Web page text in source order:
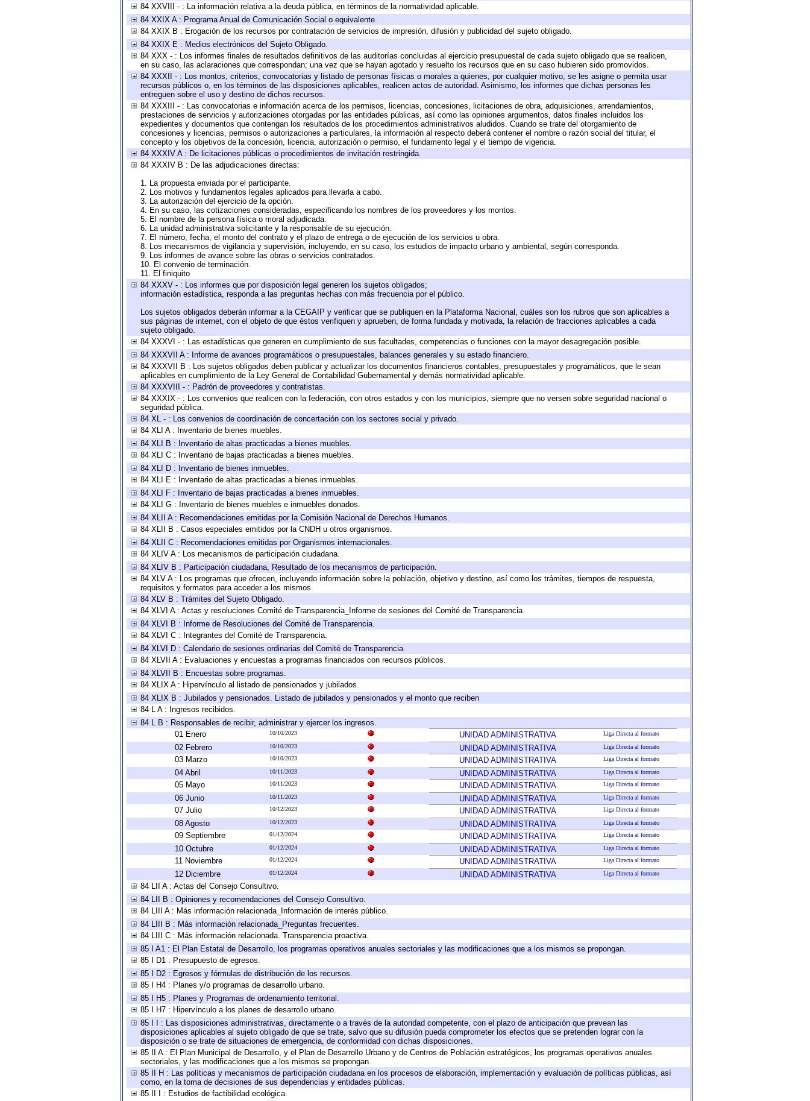
84 XXVIII - : La información relativa a la deuda pública, en términos de la normatividad aplicable.
84 XXIX A : Programa Anual de Comunicación Social o equivalente.
84 XXIX B : Erogación de los recursos por contratación de servicios de impresión, difusión y publicidad del sujeto obligado.
84 XXIX E : Medios electrónicos del Sujeto Obligado.
84 XXX - : Los informes finales de resultados definitivos de las auditorías concluidas al ejercicio presupuestal de cada sujeto obligado que se realicen,
en su caso, las aclaraciones que correspondan; una vez que se hayan agotado y resuelto los recursos que en su caso hubieren sido promovidos.
84 XXXII - : Los montos, criterios, convocatorias y listado de personas físicas o morales a quienes, por cualquier motivo, se les asigne o permita usar
recursos públicos o, en los términos de las disposiciones aplicables, realicen actos de autoridad. Asimismo, los informes que dichas personas les
entreguen sobre el uso y destino de dichos recursos.
84 XXXIII - : Las convocatorias e información acerca de los permisos, licencias, concesiones, licitaciones de obra, adquisiciones, arrendamientos,
prestaciones de servicios y autorizaciones otorgadas por las entidades públicas, así como las opiniones argumentos, datos finales incluidos los
expedientes y documentos que contengan los resultados de los procedimientos administrativos aludidos. Cuando se trate del otorgamiento de
concesiones y licencias, permisos o autorizaciones a particulares, la información al respecto deberá contener el nombre o razón social del titular, el
concepto y los objetivos de la concesión, licencia, autorización o permiso, el fundamento legal y el tiempo de vigencia.
84 XXXIV A : De licitaciones públicas o procedimientos de invitación restringida.
84 XXXIV B : De las adjudicaciones directas:
1. La propuesta enviada por el participante.
2. Los motivos y fundamentos legales aplicados para llevarla a cabo.
3. La autorización del ejercicio de la opción.
4. En su caso, las cotizaciones consideradas, especificando los nombres de los proveedores y los montos.
5. El nombre de la persona física o moral adjudicada.
6. La unidad administrativa solicitante y la responsable de su ejecución.
7. El número, fecha, el monto del contrato y el plazo de entrega o de ejecución de los servicios u obra.
8. Los mecanismos de vigilancia y supervisión, incluyendo, en su caso, los estudios de impacto urbano y ambiental, según corresponda.
9. Los informes de avance sobre las obras o servicios contratados.
10. El convenio de terminación.
11. El finiquito
84 XXXV - : Los informes que por disposición legal generen los sujetos obligados;
información estadística, responda a las preguntas hechas con más frecuencia por el público.
Los sujetos obligados deberán informar a la CEGAIP y verificar que se publiquen en la Plataforma Nacional, cuáles son los rubros que son aplicables a
sus páginas de internet, con el objeto de que éstos verifiquen y aprueben, de forma fundada y motivada, la relación de fracciones aplicables a cada
sujeto obligado.
84 XXXVI - : Las estadísticas que generen en cumplimiento de sus facultades, competencias o funciones con la mayor desagregación posible.
84 XXXVII A : Informe de avances programáticos o presupuestales, balances generales y su estado financiero.
84 XXXVII B : Los sujetos obligados deben publicar y actualizar los documentos financieros contables, presupuestales y programáticos, que le sean
aplicables en cumplimiento de la Ley General de Contabilidad Gubernamental y demás normatividad aplicable.
84 XXXVIII - : Padrón de proveedores y contratistas.
84 XXXIX - : Los convenios que realicen con la federación, con otros estados y con los municipios, siempre que no versen sobre seguridad nacional o
seguridad pública.
84 XL - : Los convenios de coordinación de concertación con los sectores social y privado.
84 XLI A : Inventario de bienes muebles.
84 XLI B : Inventario de altas practicadas a bienes muebles.
84 XLI C : Inventario de bajas practicadas a bienes muebles.
84 XLI D : Inventario de bienes inmuebles.
84 XLI E : Inventario de altas practicadas a bienes inmuebles.
84 XLI F : Inventario de bajas practicadas a bienes inmuebles.
84 XLI G : Inventario de bienes muebles e inmuebles donados.
84 XLII A : Recomendaciones emitidas por la Comisión Nacional de Derechos Humanos.
84 XLII B : Casos especiales emitidos por la CNDH u otros organismos.
84 XLII C : Recomendaciones emitidas por Organismos internacionales.
84 XLIV A : Los mecanismos de participación ciudadana.
84 XLIV B : Participación ciudadana, Resultado de los mecanismos de participación.
84 XLV A : Los programas que ofrecen, incluyendo información sobre la población, objetivo y destino, así como los trámites, tiempos de respuesta,
requisitos y formatos para acceder a los mismos.
84 XLV B : Trámites del Sujeto Obligado.
84 XLVI A : Actas y resoluciones Comité de Transparencia_Informe de sesiones del Comité de Transparencia.
84 XLVI B : Informe de Resoluciones del Comité de Transparencia.
84 XLVI C : Integrantes del Comité de Transparencia.
84 XLVI D : Calendario de sesiones ordinarias del Comité de Transparencia.
84 XLVII A : Evaluaciones y encuestas a programas financiados con recursos públicos.
84 XLVII B : Encuestas sobre programas.
84 XLIX A : Hipervínculo al listado de pensionados y jubilados.
84 XLIX B : Jubilados y pensionados. Listado de jubilados y pensionados y el monto que reciben
84 L A : Ingresos recibidos.
84 L B : Responsables de recibir, administrar y ejercer los ingresos.
01 Enero
10/10/2023 UNIDAD ADMINISTRATIVA Liga Directa al formato
02 Febrero 10/10/2023 UNIDAD ADMINISTRATIVA Liga Directa al formato
03 Marzo 10/10/2023 UNIDAD ADMINISTRATIVA Liga Directa al formato
04 Abril 10/11/2023 UNIDAD ADMINISTRATIVA Liga Directa al formato
05 Mayo 10/11/2023 UNIDAD ADMINISTRATIVA Liga Directa al formato
06 Junio 10/11/2023 UNIDAD ADMINISTRATIVA Liga Directa al formato
07 Julio 10/12/2023 UNIDAD ADMINISTRATIVA Liga Directa al formato
08 Agosto 10/12/2023 UNIDAD ADMINISTRATIVA Liga Directa al formato
09 Septiembre 01/12/2024 UNIDAD ADMINISTRATIVA Liga Directa al formato
10 Octubre 01/12/2024 UNIDAD ADMINISTRATIVA Liga Directa al formato
11 Noviembre 01/12/2024 UNIDAD ADMINISTRATIVA Liga Directa al formato
12 Diciembre 01/12/2024 UNIDAD ADMINISTRATIVA Liga Directa al formato
84 LII A : Actas del Consejo Consultivo.
84 LII B : Opiniones y recomendaciones del Consejo Consultivo.
84 LIII A : Más información relacionada_Información de interés público.
84 LIII B : Más información relacionada_Preguntas frecuentes.
84 LIII C : Más información relacionada. Transparencia proactiva.
85 I A1 : El Plan Estatal de Desarrollo, los programas operativos anuales sectoriales y las modificaciones que a los mismos se propongan.
85 I D1 : Presupuesto de egresos.
85 I D2 : Egresos y fórmulas de distribución de los recursos.
85 I H4 : Planes y/o programas de desarrollo urbano.
85 I H5 : Planes y Programas de ordenamiento territorial.
85 I H7 : Hipervínculo a los planes de desarrollo urbano.
85 I I : Las disposiciones administrativas, directamente o a través de la autoridad competente, con el plazo de anticipación que prevean las
disposiciones aplicables al sujeto obligado de que se trate, salvo que su difusión pueda comprometer los efectos que se pretenden lograr con la
disposición o se trate de situaciones de emergencia, de conformidad con dichas disposiciones.
85 II A : El Plan Municipal de Desarrollo, y el Plan de Desarrollo Urbano y de Centros de Población estratégicos, los programas operativos anuales
sectoriales, y las modificaciones que a los mismos se propongan.
85 II H : Las políticas y mecanismos de participación ciudadana en los procesos de elaboración, implementación y evaluación de políticas públicas, así
como, en la toma de decisiones de sus dependencias y entidades públicas.
85 II I : Estudios de factibilidad ecológica.